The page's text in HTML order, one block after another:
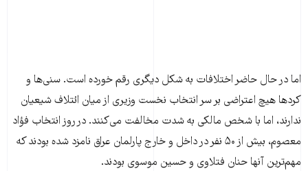
اما در حال حاضر اختلافات به شکل دیگری رقم خورده است. سنی‌ها و
کردها هیچ اعتراضی بر سر انتخاب نخست وزیری از میان ائتلاف شیعیان
ندارند، اما با شخص مالکی به شدت مخالفت می‌کنند. در روز انتخاب فؤاد
معصوم، بیش از ۵۰ نفر در داخل و خارج پارلمان عراق نامزد شده بودند که
مهم‌ترین آنها حنان فتلاوی و حسین موسوی بودند.